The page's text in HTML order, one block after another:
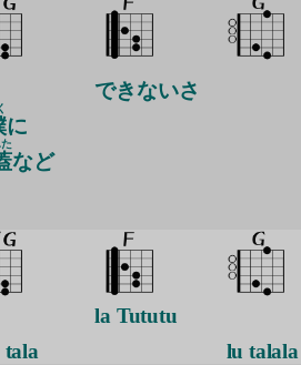
に
など
できないさ
la Tututu
lu talala